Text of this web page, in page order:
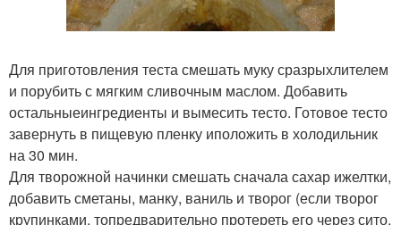
Для приготовления теста смешать муку сразрыхлителем
и порубить с мягким сливочным маслом. Добавить
остальныеингредиенты и вымесить тесто. Готовое тесто
завернуть в пищевую пленку иположить в холодильник
на 30 мин.
Для творожной начинки смешать сначала сахар ижелтки,
добавить сметаны, манку, ваниль и творог (если творог
крупинками, топредварительно протереть его через сито.